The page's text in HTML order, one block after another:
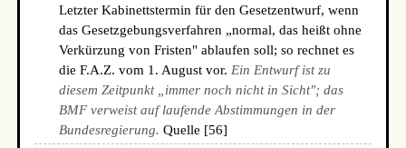
Letzter Kabinettstermin für den Gesetzentwurf, wenn
das Gesetzgebungsverfahren „normal, das heißt ohne
Verkürzung von Fristen" ablaufen soll; so rechnet es
die F.A.Z. vom 1. August vor. Ein Entwurf ist zu
diesem Zeitpunkt „immer noch nicht in Sicht"; das
BMF verweist auf laufende Abstimmungen in der
Bundesregierung. Quelle [56]